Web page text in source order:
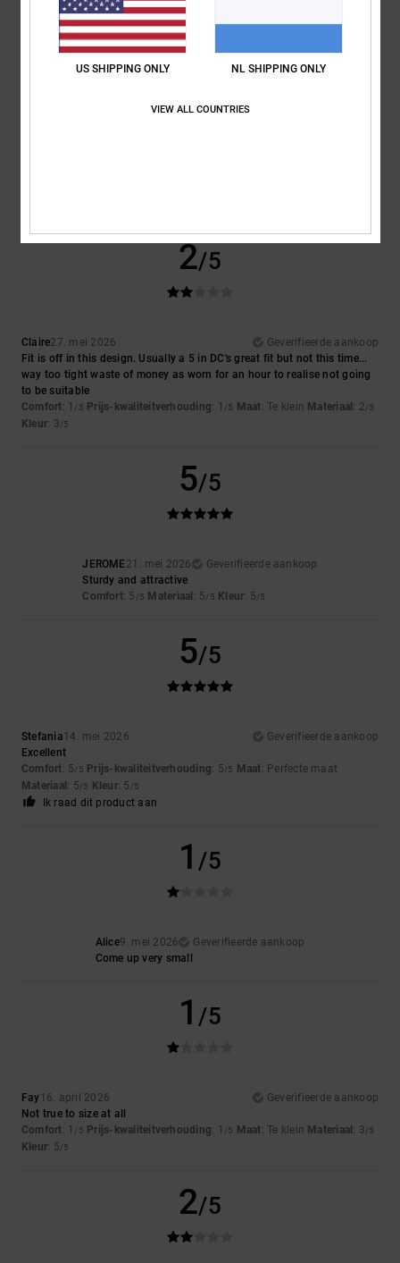
Ik raad dit product aan
2/5
Claire27. mei 2026
Geverifieerde aankoop
Fit is off in this design. Usually a 5 in DC's great fit but not this time...
way too tight waste of money as worn for an hour to realise not going
to be suitable
Comfort: 1 /5 Prijs-kwaliteitverhouding: 1 /5 Maat: Te klein Materiaal: 2/5
Kleur: 3/5
5/5
JEROME21. mei 2026
Geverifieerde aankoop
Sturdy and attractive
Comfort: 5 /5 Materiaal : 5/5 Kleur: 5/5
5/5
Stefania14. mei 2026
Geverifieerde aankoop
Excellent
Comfort: 5/5 Prijs-kwaliteitverhouding: 5/5 Maat: Perfecte maat
Materiaal: 5/5 Kleur: 5 /5
Ik raad dit product aan
1 /5
Alice9. mei 2026
Geverifieerde aankoop
Come up very small
1 /5
Fay16. april 2026
Geverifieerde aankoop
Not true to size at all
Comfort: 1 /5 Prijs-kwaliteitverhouding: 1 /5 Maat: Te klein Materiaal: 3/5
Kleur: 5/5
2/5
US SHIPPING ONLY NL SHIPPING ONLY
VIEW ALL COUNTRIES